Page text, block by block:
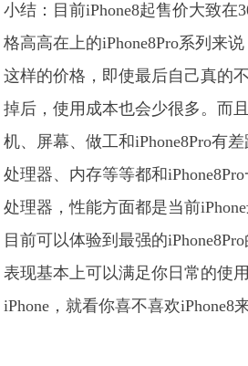
小结：目前iPhone8起售价大致在
格高高在上的iPhone8Pro系列来
这样的价格，即使最后自己真的
掉后，使用成本也会少很多。而
机、屏幕、做工和iPhone8Pro有
处理器、内存等等都和
处理器，性能方面都是当前
目前可以体验到最强的
表现基本上可以满足你日常的使
iPhone，就看你喜不喜欢iPhone8